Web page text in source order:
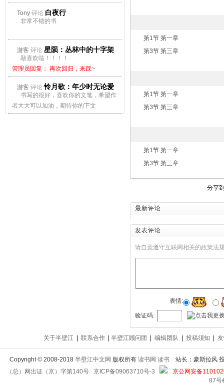
Tony 评论 白夜行
非常不错的书
游客 评论 星陨：丛林中的十字架
敲喜欢哒！！！！
管理员回复： 再次回归，来踩~
游客 评论怜月歌：年少时无论爱
上谁都会痛
书写的很好，喜欢你的文笔，希望作
者大大可以加油，期待你的下文
管理员回复： 再次回归，来踩~
第1节 第一章
第3节 第三章
第1节 第一章
第3节 第三章
第1节 第一章
第3节 第三章
分享
最新评论
发表评论
请自觉遵守互联网相关的政策法
表情:
验证码:
关于半壁江 联系合作 半壁江顾问团 编辑团队 投稿须知
Copyright©2008-2018 半壁江中文网 版权所有 读书网 读书
站长：豪斯拉风
（总）网出证（京）字第140号 京ICP备09063710号-3
京公网安备
87号